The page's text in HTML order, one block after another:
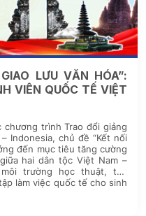
LƯU VĂN HÓA”:
VIÊN QUỐC TẾ VIỆT
trình Trao đổi giảng
Indonesia, chủ đề “Kết nối
đến mục tiêu tăng cường
hai dân tộc Việt Nam –
trường học thuật, trải
làm việc quốc tế cho sinh